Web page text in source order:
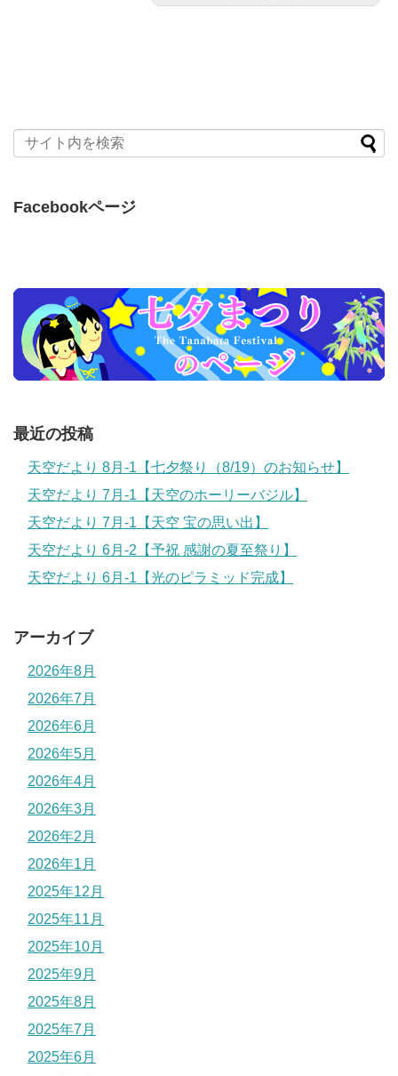
Facebookページ
最近の投稿
天空だより 8月-1【七夕祭り（8/19）のお知らせ】
天空だより 7月-1【天空のホーリーバジル】
天空だより 7月-1【天空 宝の思い出】
天空だより 6月-2【予祝 感謝の夏至祭り】
天空だより 6月-1【光のピラミッド完成】
アーカイブ
2026年8月
2026年7月
2026年6月
2026年5月
2026年4月
2026年3月
2026年2月
2026年1月
2025年12月
2025年11月
2025年10月
2025年9月
2025年8月
2025年7月
2025年6月